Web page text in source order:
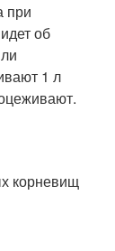
при
об
1 л
корневищ